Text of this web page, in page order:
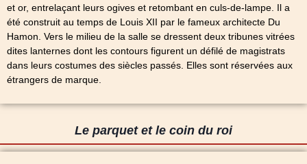
et or, entrelaçant leurs ogives et retombant en culs-de-lampe. Il a
été construit au temps de Louis XII par le fameux architecte Du
Hamon. Vers le milieu de la salle se dressent deux tribunes vitrées
dites lanternes dont les contours figurent un défilé de magistrats
dans leurs costumes des siècles passés. Elles sont réservées aux
étrangers de marque.
Le parquet et le coin du roi